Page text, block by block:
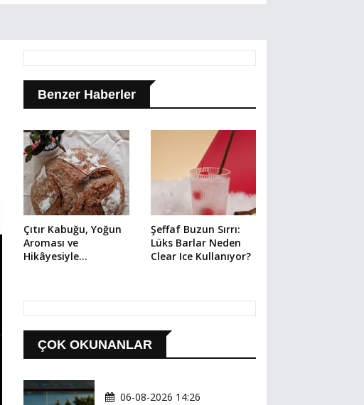
Benzer Haberler
Çıtır Kabuğu, Yoğun
Aroması ve
Hikâyesiyle
Şeffaf Buzun Sırrı:
Lüks Barlar Neden
Clear Ice Kullanıyor?
ÇOK OKUNANLAR
06-08-2026 14:26